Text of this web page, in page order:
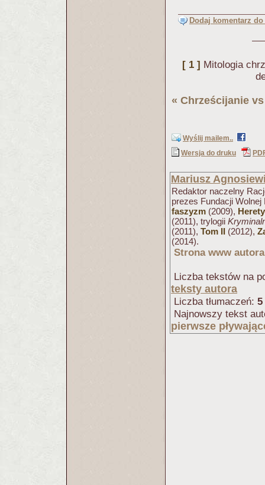
Dodaj komentarz
[ 1 ] Mitologia
« Chrześcijanie
Wyślij mailem..
Wersja do druku
Mariusz
Redaktor naczelny
prezes Fundacji
faszyzm (2009),
(2011), trylogii
(2011), Tom II (2012),
(2014).
Strona www autora
Liczba tekstów na
teksty autora
Liczba tłumaczeń: 5
Najnowszy tekst
pierwsze